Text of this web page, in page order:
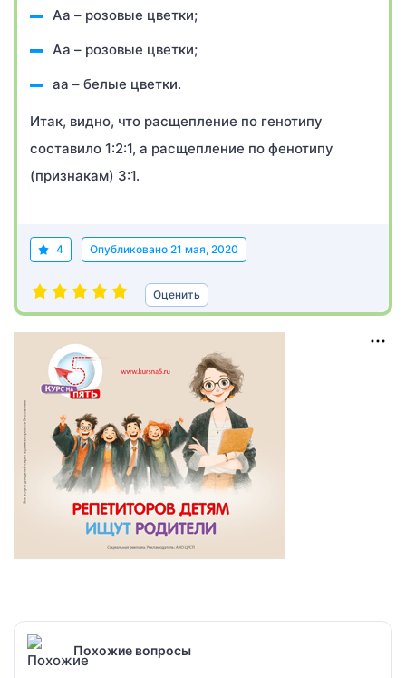
Аа – розовые цветки;
Аа – розовые цветки;
аа – белые цветки.
Итак, видно, что расщепление по генотипу
составило 1:2:1, а расщепление по фенотипу
(признакам) 3:1.
4 Опубликовано 21 мая, 2020
Оценить
Похожие вопросы